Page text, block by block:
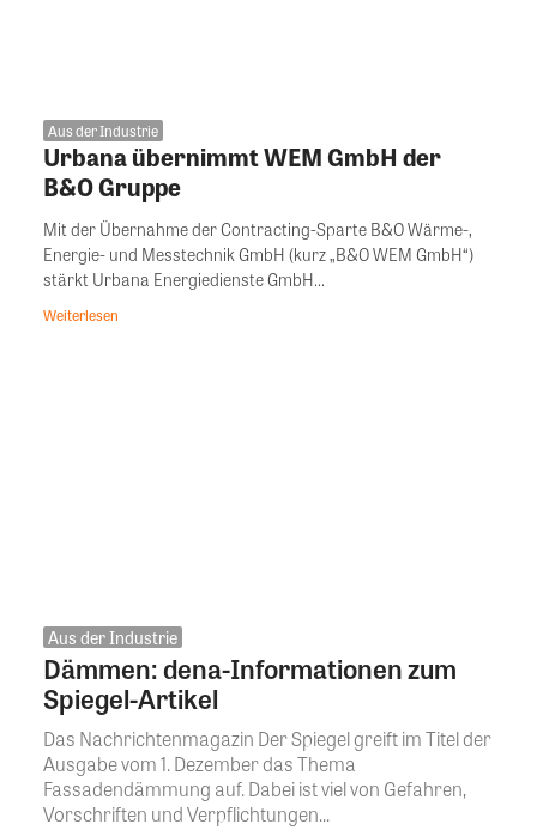
Aus der Industrie
Urbana übernimmt WEM GmbH der
B&O Gruppe
Mit der Übernahme der Contracting-Sparte B&O Wärme-,
Energie- und Messtechnik GmbH (kurz „B&O WEM GmbH“)
stärkt Urbana Energiedienste GmbH...
Weiterlesen
Aus der Industrie
Dämmen: dena-Informationen zum
Spiegel-Artikel
Das Nachrichtenmagazin Der Spiegel greift im Titel der
Ausgabe vom 1. Dezember das Thema
Fassadendämmung auf. Dabei ist viel von Gefahren,
Vorschriften und Verpflichtungen...